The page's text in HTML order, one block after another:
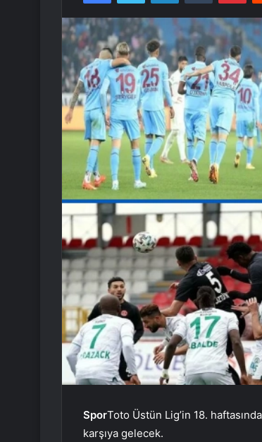
SporToto Üstün Lig’in 18.
karşıya gelecek.